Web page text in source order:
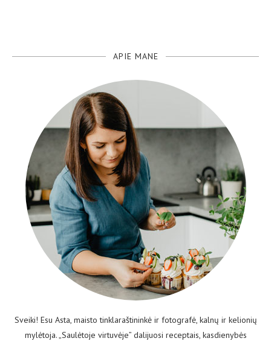
APIE MANE
Sveiki! Esu Asta, maisto tinklaraštininkė ir fotografė, kalnų ir kelionių
mylėtoja. „Saulėtoje virtuvėje” dalijuosi receptais, kasdienybės